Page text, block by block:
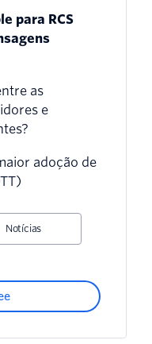
para RCS
as
e
adoção de
Notícias